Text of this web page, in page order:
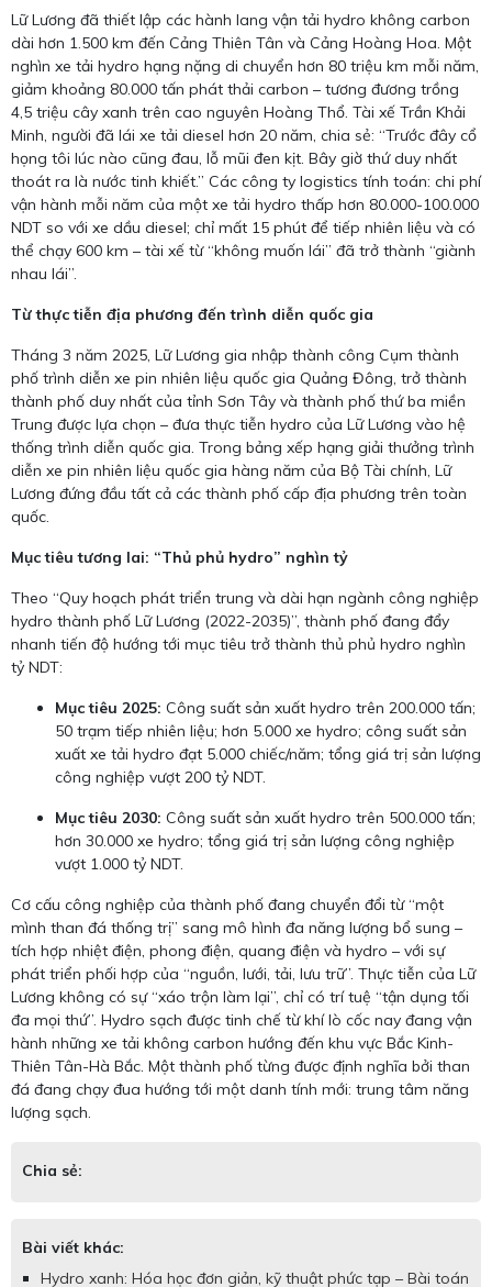
Lữ Lương đã thiết lập các hành lang vận tải hydro không carbon
dài hơn 1.500 km đến Cảng Thiên Tân và Cảng Hoàng Hoa. Một
nghìn xe tải hydro hạng nặng di chuyển hơn 80 triệu km mỗi năm,
giảm khoảng 80.000 tấn phát thải carbon – tương đương trồng
4,5 triệu cây xanh trên cao nguyên Hoàng Thổ. Tài xế Trần Khải
Minh, người đã lái xe tải diesel hơn 20 năm, chia sẻ: “Trước đây cổ
họng tôi lúc nào cũng đau, lỗ mũi đen kịt. Bây giờ thứ duy nhất
thoát ra là nước tinh khiết.” Các công ty logistics tính toán: chi phí
vận hành mỗi năm của một xe tải hydro thấp hơn 80.000-100.000
NDT so với xe dầu diesel; chỉ mất 15 phút để tiếp nhiên liệu và có
thể chạy 600 km – tài xế từ “không muốn lái” đã trở thành “giành
nhau lái”.
Từ thực tiễn địa phương đến trình diễn quốc gia
Tháng 3 năm 2025, Lữ Lương gia nhập thành công Cụm thành
phố trình diễn xe pin nhiên liệu quốc gia Quảng Đông, trở thành
thành phố duy nhất của tỉnh Sơn Tây và thành phố thứ ba miền
Trung được lựa chọn – đưa thực tiễn hydro của Lữ Lương vào hệ
thống trình diễn quốc gia. Trong bảng xếp hạng giải thưởng trình
diễn xe pin nhiên liệu quốc gia hàng năm của Bộ Tài chính, Lữ
Lương đứng đầu tất cả các thành phố cấp địa phương trên toàn
quốc.
Mục tiêu tương lai: “Thủ phủ hydro” nghìn tỷ
Theo “Quy hoạch phát triển trung và dài hạn ngành công nghiệp
hydro thành phố Lữ Lương (2022-2035)”, thành phố đang đẩy
nhanh tiến độ hướng tới mục tiêu trở thành thủ phủ hydro nghìn
tỷ NDT:
Mục tiêu 2025: Công suất sản xuất hydro trên 200.000 tấn;
50 trạm tiếp nhiên liệu; hơn 5.000 xe hydro; công suất sản
xuất xe tải hydro đạt 5.000 chiếc/năm; tổng giá trị sản lượng
công nghiệp vượt 200 tỷ NDT.
Mục tiêu 2030: Công suất sản xuất hydro trên 500.000 tấn;
hơn 30.000 xe hydro; tổng giá trị sản lượng công nghiệp
vượt 1.000 tỷ NDT.
Cơ cấu công nghiệp của thành phố đang chuyển đổi từ “một
mình than đá thống trị” sang mô hình đa năng lượng bổ sung –
tích hợp nhiệt điện, phong điện, quang điện và hydro – với sự
phát triển phối hợp của “nguồn, lưới, tải, lưu trữ”. Thực tiễn của Lữ
Lương không có sự “xáo trộn làm lại”, chỉ có trí tuệ “tận dụng tối
đa mọi thứ”. Hydro sạch được tinh chế từ khí lò cốc nay đang vận
hành những xe tải không carbon hướng đến khu vực Bắc Kinh-
Thiên Tân-Hà Bắc. Một thành phố từng được định nghĩa bởi than
đá đang chạy đua hướng tới một danh tính mới: trung tâm năng
lượng sạch.
Chia sẻ:
Bài viết khác:
Hydro xanh: Hóa học đơn giản, kỹ thuật phức tạp – Bài toán